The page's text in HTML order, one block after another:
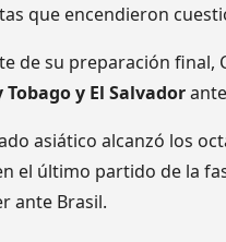
que encendieron
de su preparación final,
y El Salvador
asiático alcanzó los
el último partido de la
ante Brasil.